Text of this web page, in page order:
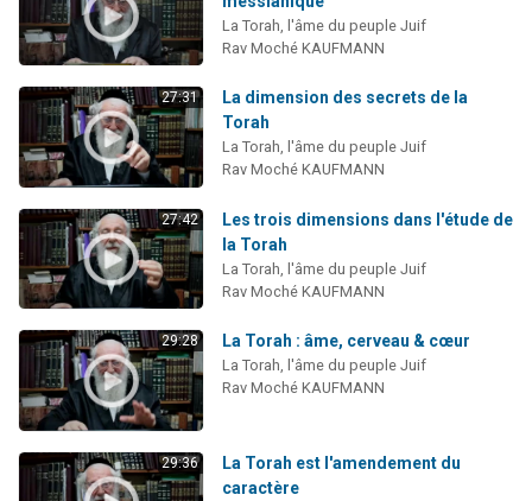
Il reste 49 places pour étudier en groupe sur Zoom
12 nouvelles musiques dans Torah-Box Music
La Torah, l'âme du peuple Juif
Rav Moché KAUFMANN
27:31
La dimension des secrets de la
Torah
La Torah, l'âme du peuple Juif
Rav Moché KAUFMANN
27:42
Les trois dimensions dans l'étude de
la Torah
La Torah, l'âme du peuple Juif
Rav Moché KAUFMANN
29:28 La Torah : âme, cerveau & cœur
La Torah, l'âme du peuple Juif
Rav Moché KAUFMANN
29:36
La Torah est l'amendement du
caractère